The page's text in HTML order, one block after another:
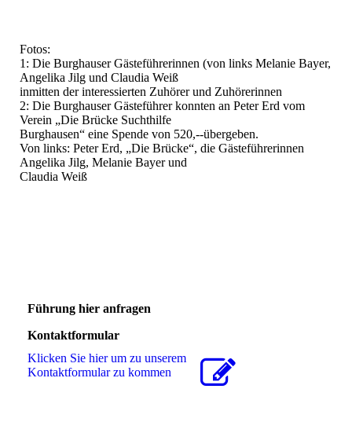
Fotos:
1: Die Burghauser Gästeführerinnen (von links Melanie Bayer,
Angelika Jilg und Claudia Weiß
inmitten der interessierten Zuhörer und Zuhörerinnen
2: Die Burghauser Gästeführer konnten an Peter Erd vom
Verein „Die Brücke Suchthilfe
Burghausen“ eine Spende von 520,--übergeben.
Von links: Peter Erd, „Die Brücke“, die Gästeführerinnen
Angelika Jilg, Melanie Bayer und
Claudia Weiß
Führung hier anfragen
Kontaktformular
Klicken Sie hier um zu unserem
Kon­takt­for­mu­lar zu kommen